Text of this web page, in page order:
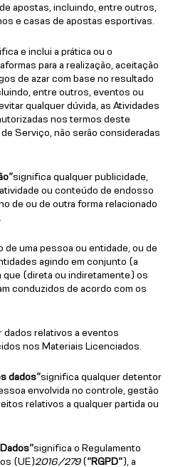
apostas, incluindo, entre outros,
e casas de apostas esportivas.
e inclui a prática ou o
para a realização, aceitação
de azar com base no resultado
entre outros, eventos ou
qualquer dúvida, as Atividades
nos termos deste
Serviço, não serão consideradas
significa qualquer publicidade,
ou conteúdo de endosso
de ou de outra forma relacionado
de uma pessoa ou entidade, ou de
agindo em conjunto (a
que (direta ou indiretamente) os
conduzidos de acordo com os
relativos a eventos
nos Materiais Licenciados.
dados”significa qualquer detentor
envolvida no controle, gestão
relativos a qualquer partida ou
significa o Regulamento
(UE)2016/279(“RGPD”), a